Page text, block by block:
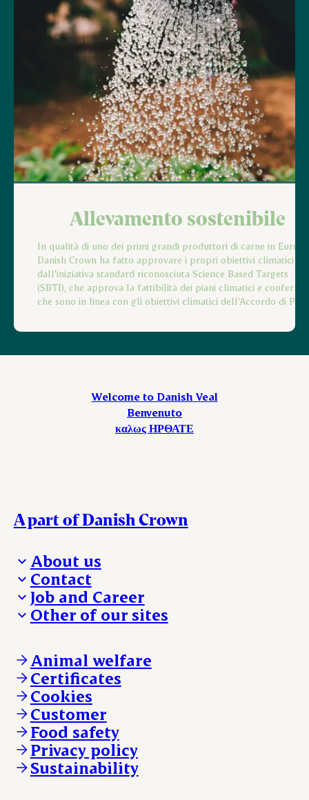
Allevamento sostenibile
In qualità di uno dei primi grandi produttori di carne in
Danish Crown ha fatto approvare i propri obiettivi climatici
dall’iniziativa standard riconosciuta Science Based Targets
(SBTI), che approva la fattibilità dei piani climatici e conferma
che sono in linea con gli obiettivi climatici dell’Accordo di
Welcome to Danish Veal
Benvenuto
καλως ΗΡΘΑΤΕ
A part of Danish Crown
About us
Who we are
We take the lead
Our results
Contact
Visit Danish Crown
Media and News
Other enquiries
Job and Career
Work with us
Other of our sites
DAT-Schaub.com
ESS-FOOD.com
KLS.se
nordicspoor.com
Scanhide.dk
Sokolow.pl
Animal welfare
Certificates
Cookies
Customer
Food safety
Privacy policy
Sustainability